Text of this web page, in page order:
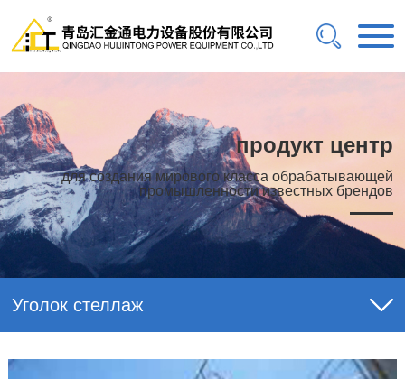
продукт центр
для создания мирового класса обрабатывающей
промышленности известных брендов
Уголок стеллаж